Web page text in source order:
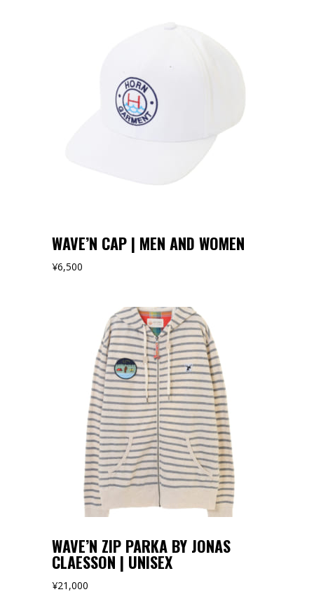
オンラインストアでみる
WAVE’N CAP | MEN AND WOMEN
¥6,500
オンラインストアでみる
WAVE’N ZIP PARKA BY JONAS
CLAESSON | UNISEX
¥21,000